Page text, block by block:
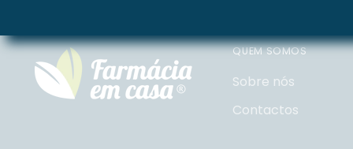
QUEM SOMOS
Sobre nós
Contactos